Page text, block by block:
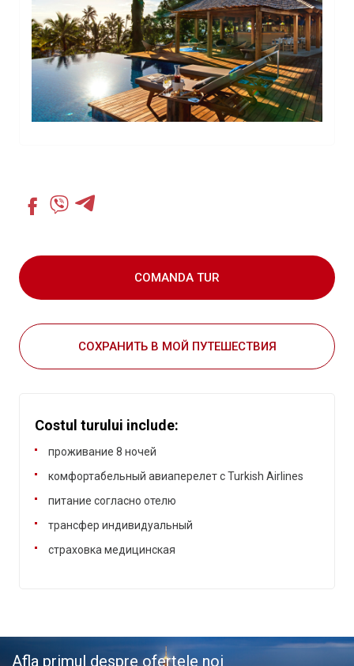
COMANDA TUR
СОХРАНИТЬ В МОЙ ПУТЕШЕСТВИЯ
Costul turului include:
проживание 8 ночей
комфортабельный авиаперелет с Turkish Airlines
питание согласно отелю
трансфер индивидуальный
страховка медицинская
Afla primul despre ofertele noi